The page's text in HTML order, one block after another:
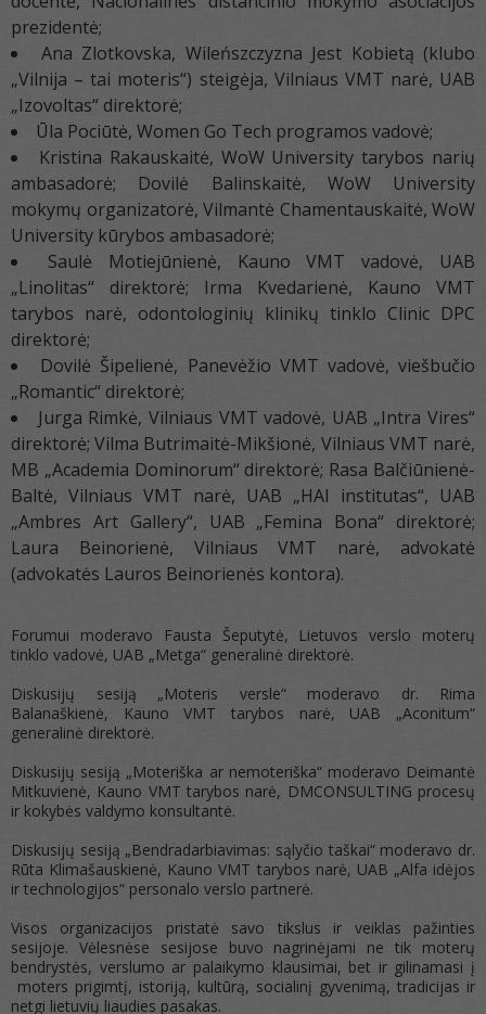
prezidentė;
Ana Zlotkovska, Wileńszczyzna Jest Kobietą (klubo
„Vilnija – tai moteris“) steigėja, Vilniaus VMT narė, UAB
„Izovoltas“ direktorė;
Ūla Pociūtė, Women Go Tech programos vadovė;
Kristina Rakauskaitė, WoW University tarybos narių
ambasadorė; Dovilė Balinskaitė, WoW University
mokymų organizatorė, Vilmantė Chamentauskaitė, WoW
University kūrybos ambasadorė;
Saulė Motiejūnienė, Kauno VMT vadovė, UAB
„Linolitas“ direktorė; Irma Kvedarienė, Kauno VMT
tarybos narė, odontologinių klinikų tinklo Clinic DPC
direktorė;
Dovilė Šipelienė, Panevėžio VMT vadovė, viešbučio
„Romantic“ direktorė;
Jurga Rimkė, Vilniaus VMT vadovė, UAB „Intra Vires“
direktorė; Vilma Butrimaitė-Mikšionė, Vilniaus VMT narė,
MB „Academia Dominorum“ direktorė; Rasa Balčiūnienė-
Baltė, Vilniaus VMT narė, UAB „HAI institutas“, UAB
„Ambres Art Gallery“, UAB „Femina Bona“ direktorė;
Laura Beinorienė, Vilniaus VMT narė, advokatė
(advokatės Lauros Beinorienės kontora).
Forumui moderavo Fausta Šeputytė, Lietuvos verslo moterų
tinklo vadovė, UAB „Metga“ generalinė direktorė.
Diskusijų sesiją „Moteris versle“ moderavo dr. Rima
Balanaškienė, Kauno VMT tarybos narė, UAB „Aconitum“
generalinė direktorė.
Diskusijų sesiją „Moteriška ar nemoteriška“ moderavo Deimantė
Mitkuvienė, Kauno VMT tarybos narė, DMCONSULTING procesų
ir kokybės valdymo konsultantė.
Diskusijų sesiją „Bendradarbiavimas: sąlyčio taškai“ moderavo dr.
Rūta Klimašauskienė, Kauno VMT tarybos narė, UAB „Alfa idėjos
ir technologijos“ personalo verslo partnerė.
Visos organizacijos pristatė savo tikslus ir veiklas pažinties
sesijoje. Vėlesnėse sesijose buvo nagrinėjami ne tik moterų
bendrystės, verslumo ar palaikymo klausimai, bet ir gilinamasi į
moters prigimtį, istoriją, kultūrą, socialinį gyvenimą, tradicijas ir
netgi lietuvių liaudies pasakas.